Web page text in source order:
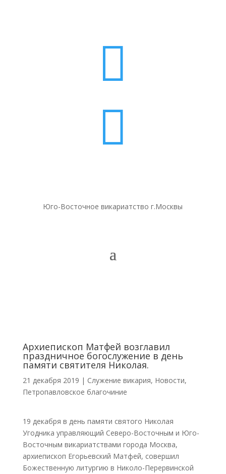


Юго-Восточное викариатство г.Москвы
Архиепископ Матфей возглавил
праздничное богослужение в день
памяти святителя Николая.
21 декабря 2019 | Cлужение викария, Новости,
Петропавловское благочиние
19 декабря в день памяти святого Николая
Угодника управляющий Северо-Восточным и Юго-
Восточным викариатствами города Москва,
архиепископ Егорьевский Матфей, совершил
Божественную литургию в Николо-Перервинской